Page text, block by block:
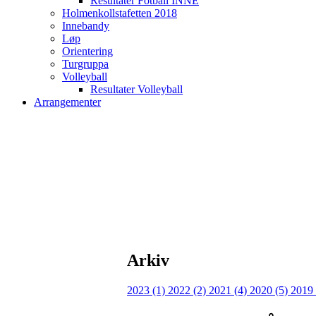
Holmenkollstafetten 2018
Innebandy
Løp
Orientering
Turgruppa
Volleyball
Resultater Volleyball
Arrangementer
Arkiv
2023 (1) 2022 (2) 2021 (4) 2020 (5) 2019